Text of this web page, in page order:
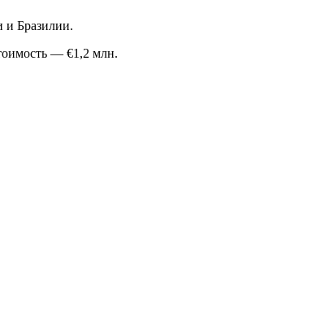
и Бразилии.
— €1,2 млн.